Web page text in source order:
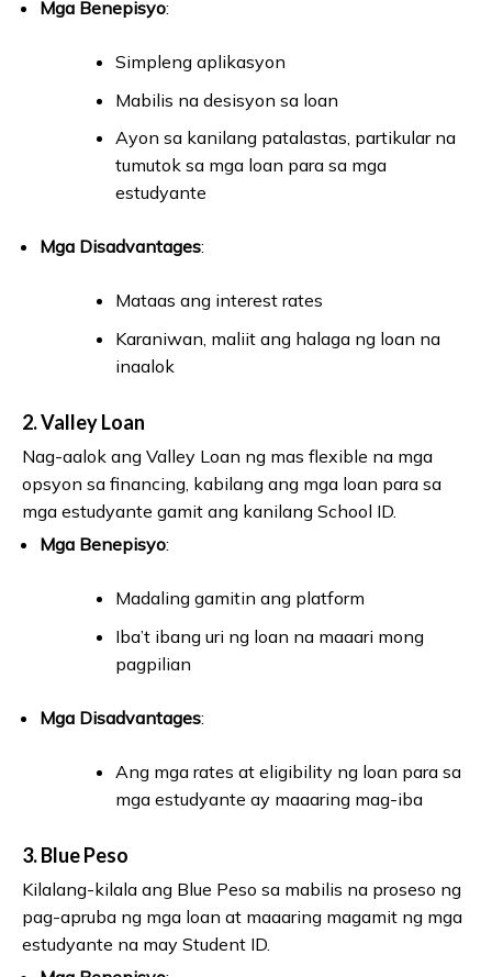
Mga Benepisyo:
Simpleng aplikasyon
Mabilis na desisyon sa loan
Ayon sa kanilang patalastas, partikular na
tumutok sa mga loan para sa mga
estudyante
Mga Disadvantages:
Mataas ang interest rates
Karaniwan, maliit ang halaga ng loan na
inaalok
2.Valley Loan
Nag-aalok ang Valley Loan ng mas flexible na mga
opsyon sa financing, kabilang ang mga loan para sa
mga estudyante gamit ang kanilang School ID.
Mga Benepisyo:
Madaling gamitin ang platform
Iba’t ibang uri ng loan na maaari mong
pagpilian
Mga Disadvantages:
Ang mga rates at eligibility ng loan para sa
mga estudyante ay maaaring mag-iba
3.Blue Peso
Kilalang-kilala ang Blue Peso sa mabilis na proseso ng
pag-apruba ng mga loan at maaaring magamit ng mga
estudyante na may Student ID.